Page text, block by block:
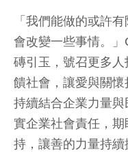
「我們能做的或許
會改變一些事情。
磚引玉，號召更多
饋社會，讓愛與關
持續結合企業力量
實企業社會責任，
持，讓善的力量持續